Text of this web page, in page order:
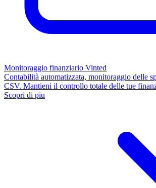
Monitoraggio finanziario Vinted
Contabilità automatizzata, monitoraggio delle
CSV. Mantieni il controllo totale delle tue
Scopri di piu